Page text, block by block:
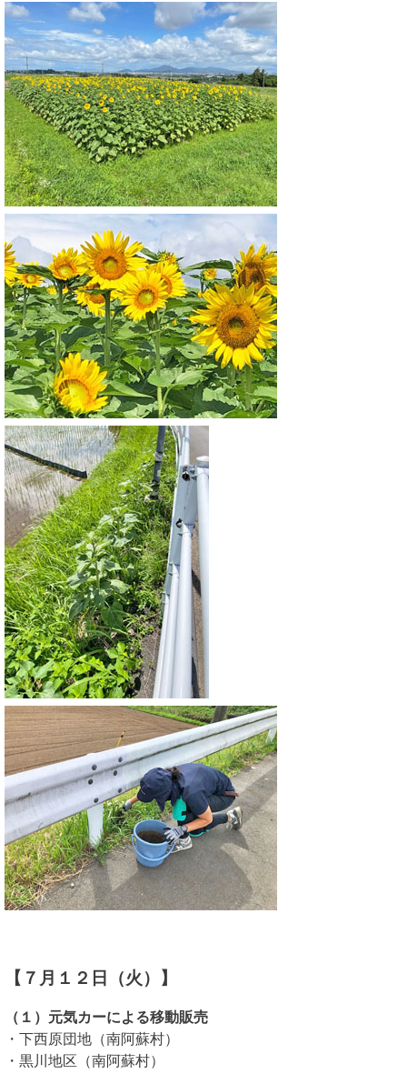
【７月１２日（火）】
（１）元気カーによる移動販売
・下西原団地（南阿蘇村）
・黒川地区（南阿蘇村）